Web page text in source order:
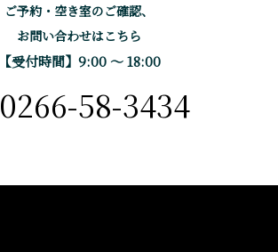
ご予約・空き室のご確認、
お問い合わせはこちら
【受付時間】9:00 〜 18:00
0266-58-3434